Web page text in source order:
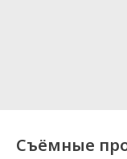
Съёмные